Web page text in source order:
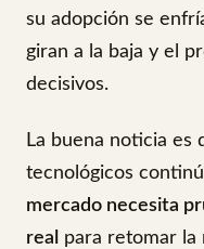
su adopción se
giran a la baja y el
decisivos.
La buena noticia es
tecnológicos
mercado necesita
real
para retomar la